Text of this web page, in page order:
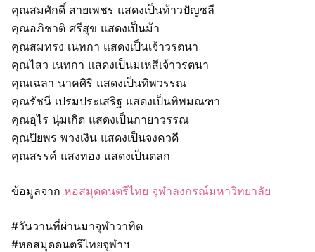
คุณสมศักดิ์ สายเพชร แสดงเป็นท้าวปัญชลี
คุณอภิชาติ ศรีสุข แสดงเป็นม้า
คุณสมทรง เนทกา แสดงเป็นเจ้าวรตนา
คุณไสว เนทกา แสดงเป็นมเหสีเจ้าวรตนา
คุณเฉลา นาคศิริ แสดงเป็นทิพวรรณ
คุณรัชนี เปรมประเสริฐ แสดงเป็นทิพมณฑา
คุณอุไร นุ่มเกิด แสดงเป็นกายาวรรณ
คุณปิยพร พวงเงิน แสดงเป็นจงควดี
คุณสรรค์ แสงทอง แสดงเป็นตลก
ข้อมูลจาก หอสมุดดนตรีไทย จุฬาลงกรณ์มหาวิทยาลัย
#วันวานที่ผ่านมาจุฬาวาทิต
#หอสมุดดนตรีไทยจุฬาฯ